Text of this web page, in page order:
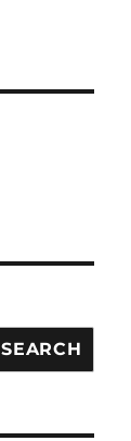
SEARCH